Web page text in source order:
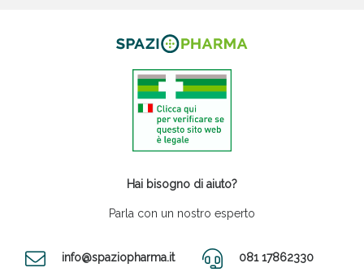
Hai bisogno di aiuto?
Parla con un nostro esperto
info@spaziopharma.it 081 17862330